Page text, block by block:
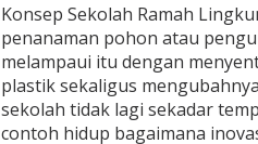
Konsep Sekolah Ramah
penanaman pohon atau
melampaui itu dengan
plastik sekaligus
sekolah tidak lagi sekadar
contoh hidup bagaimana